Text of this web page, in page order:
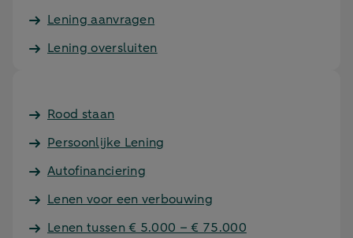
Lening aanvragen
Lening oversluiten
Rood staan
Persoonlijke Lening
Autofinanciering
Lenen voor een verbouwing
Lenen tussen € 5.000 – € 75.000